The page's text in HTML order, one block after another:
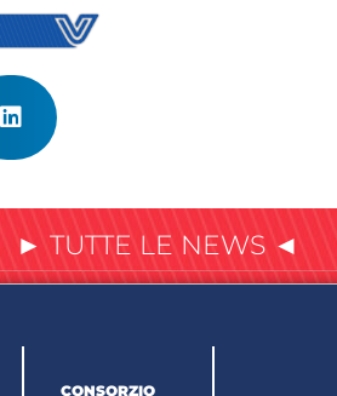
► TUTTE LE NEWS ◄
CONSORZIO